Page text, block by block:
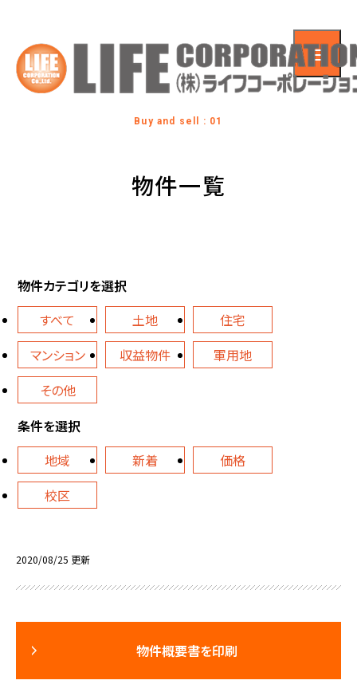
Buy and sell : 01
物件一覧
物件カテゴリを選択
すべて
土地
住宅
マンション
収益物件
軍用地
その他
条件を選択
地域
新着
価格
校区
2020/08/25 更新
物件概要書を印刷